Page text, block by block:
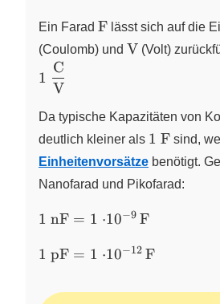
Ein Farad \pu{F}
F lässt sich auf die
(Coulomb) und \pu{V}
V (Volt)
1
V
C
Da typische Kapazitäten von
deutlich kleiner als \pu{1
F}
1 F sind,
Einheitenvorsätze benötigt.
Nanofarad und Pikofarad:
\pu{1
\pu{1\cdot
1 nF = 1 ⋅10−9 F
\pu{1
10^{-12} F}
1 pF = 1 ⋅10−12 F